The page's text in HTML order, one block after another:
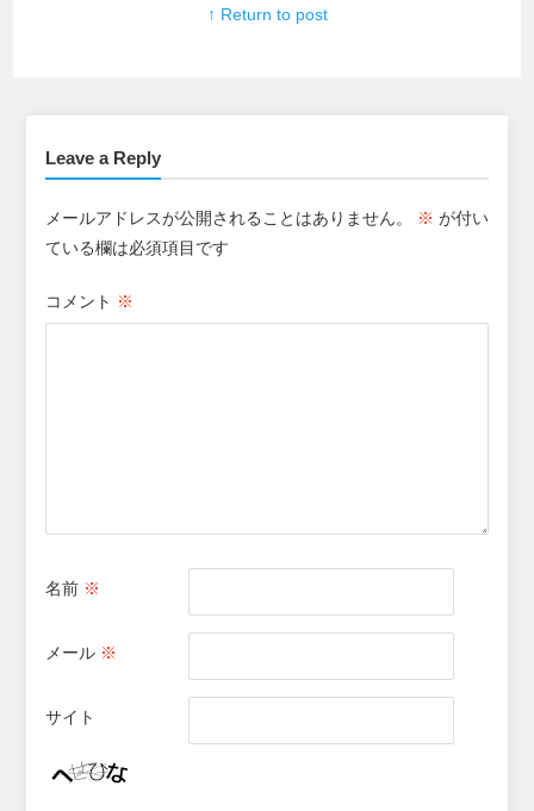
↑ Return to post
Leave a Reply
メールアドレスが公開されることはありません。 ※ が付い
ている欄は必須項目です
コメント ※
名前 ※
メール ※
サイト